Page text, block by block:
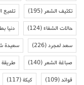
تكثيف الشعر(195) تلميع
حالات الشفاء(124) دنيا
سعد لمجرد(226) سعيدة
صباغة الشعر(140) طريقة
فوائد(109) كيكة(117)